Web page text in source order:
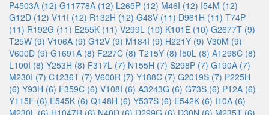
P4503A (12) G11778A (12) L265P (12) M46I (12) I54M (12)
G12D (12) V11I (12) R132H (12) G48V (11) D961H (11) T74P
(11) R192G (11) E255K (11) V299L (10) K101E (10) G2677T (9)
T25W (9) V106A (9) G12V (9) M184I (9) H221Y (9) V30M (9)
V600D (9) G1691A (8) F227C (8) T215Y (8) I50L (8) A1298C (8)
L100I (8) Y253H (8) F317L (7) N155H (7) S298P (7) G190A (7)
M230I (7) C1236T (7) V600R (7) Y188C (7) G2019S (7) P225H
(6) Y93H (6) F359C (6) V108I (6) A3243G (6) G73S (6) P12A (6)
Y115F (6) E545K (6) Q148H (6) Y537S (6) E542K (6) I10A (6)
M230L (6) H1047R (6) N40D (6) D299G (6) D30N (6) M235T (6)